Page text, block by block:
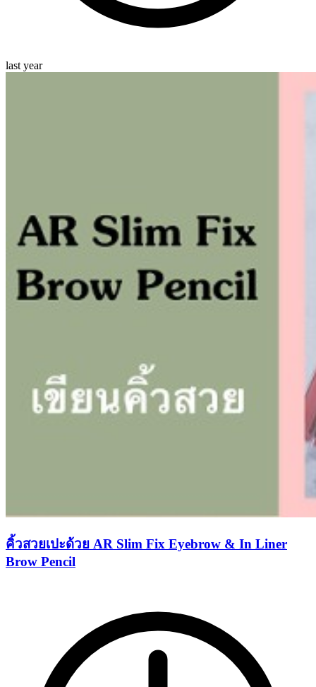
last year
คิ้วสวยเปะด้วย AR Slim Fix Eyebrow & In Liner
Brow Pencil